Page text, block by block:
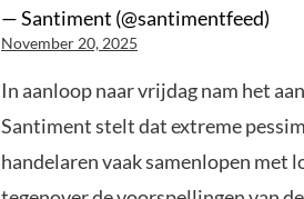
— Santiment (@santimentfeed)
November 20, 2025
In aanloop naar vrijdag nam het
Santiment stelt dat extreme
handelaren vaak samenlopen met